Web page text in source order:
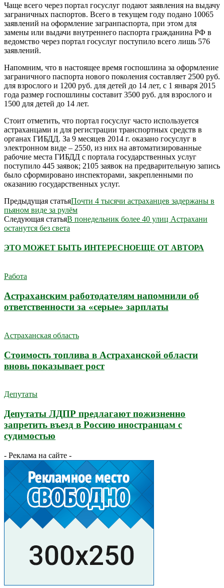
Чаще всего через портал госуслуг подают заявления на выдачу
заграничных паспортов. Всего в текущем году подано 10065
заявлений на оформление загранпаспорта, при этом для
замены или выдачи внутреннего паспорта гражданина РФ в
ведомство через портал госуслуг поступило всего лишь 576
заявлений.
Напомним, что в настоящее время госпошлина за оформление
заграничного паспорта нового поколения составляет 2500 руб.
для взрослого и 1200 руб. для детей до 14 лет, с 1 января 2015
года размер госпошлины составит 3500 руб. для взрослого и
1500 для детей до 14 лет.
Стоит отметить, что портал госуслуг часто используется
астраханцами и для регистрации транспортных средств в
органах ГИБДД. За 9 месяцев 2014 г. оказано госуслуг в
электронном виде – 2550, из них на автоматизированные
рабочие места ГИБДД с портала государственных услуг
поступило 445 заявок; 2105 заявок на предварительную запись
было сформировано инспекторами, закрепленными по
оказанию государственных услуг.
Предыдущая статьяПочти 4 тысячи астраханцев задержаны в
пьяном виде за рулём
Следующая статьяВ понедельник более 40 улиц Астрахани
останутся без света
ЭТО МОЖЕТ БЫТЬ ИНТЕРЕСНОЕЩЕ ОТ АВТОРА
Работа
Астраханским работодателям напомнили об
ответственности за «серые» зарплаты
Астраханская область
Стоимость топлива в Астраханской области
вновь показывает рост
Депутаты
Депутаты ЛДПР предлагают пожизненно
запретить въезд в Россию иностранцам с
судимостью
- Реклама на сайте -